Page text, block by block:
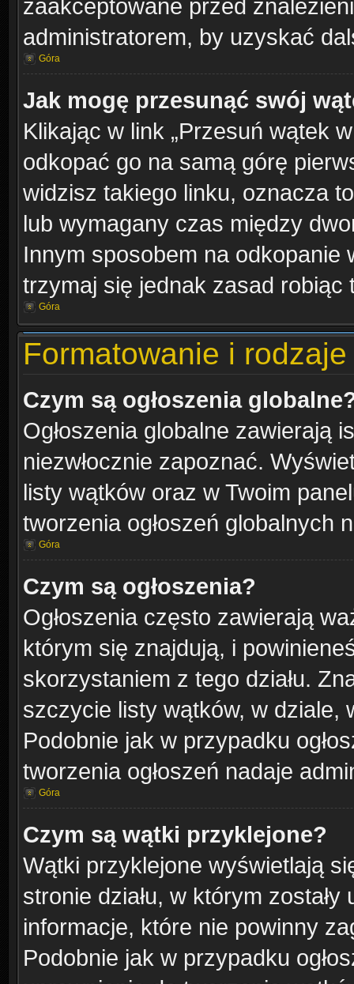
zaakceptowane przed
administratorem, by uzyskać
Góra
Jak mogę przesunąć swój
Klikając w link „Przesuń wątek
odkopać go na samą górę
widzisz takiego linku, oznacza
lub wymagany czas między
Innym sposobem na odkopanie
trzymaj się jednak zasad robiąc
Góra
Formatowanie i
Czym są ogłoszenia
Ogłoszenia globalne zawierają
niezwłocznie zapoznać.
listy wątków oraz w Twoim
tworzenia ogłoszeń globalnych
Góra
Czym są ogłoszenia?
Ogłoszenia często zawierają
którym się znajdują, i
skorzystaniem z tego działu.
szczycie listy wątków, w dziale,
Podobnie jak w przypadku
tworzenia ogłoszeń nadaje
Góra
Czym są wątki przyklejone?
Wątki przyklejone wyświetlają
stronie działu, w którym
informacje, które nie powinny
Podobnie jak w przypadku